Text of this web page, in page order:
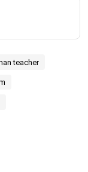
teacher